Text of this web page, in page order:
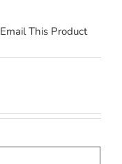
Email This Product